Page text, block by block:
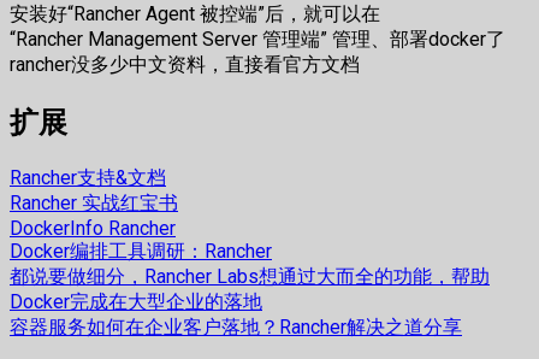
安装好“Rancher Agent 被控端”后，就可以在
“Rancher Management Server 管理端” 管理、部署docker了
rancher没多少中文资料，直接看官方文档
扩展
Rancher支持&文档
Rancher 实战红宝书
DockerInfo Rancher
Docker编排工具调研：Rancher
都说要做细分，Rancher Labs想通过大而全的功能，帮助
Docker完成在大型企业的落地
容器服务如何在企业客户落地？Rancher解决之道分享